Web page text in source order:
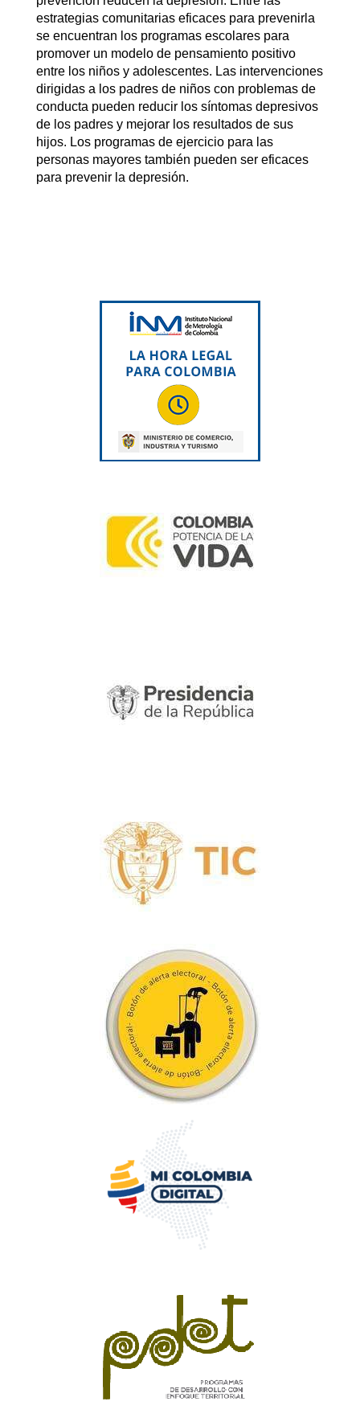
estrategias comunitarias eficaces para prevenirla
se encuentran los programas escolares para
promover un modelo de pensamiento positivo
entre los niños y adolescentes. Las intervenciones
dirigidas a los padres de niños con problemas de
conducta pueden reducir los síntomas depresivos
de los padres y mejorar los resultados de sus
hijos. Los programas de ejercicio para las
personas mayores también pueden ser eficaces
para prevenir la depresión.